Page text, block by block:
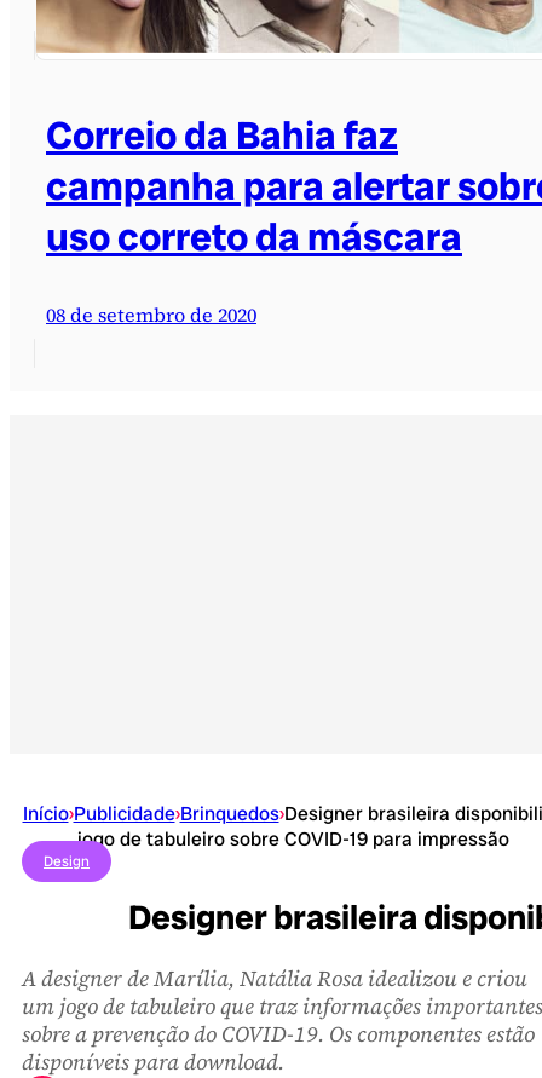
Correio da Bahia faz
campanha para alertar
uso correto da máscara
08 de setembro de 2020
Início›Publicidade›Brinquedos›Designer brasileira
jogo de tabuleiro sobre COVID-19 para impressão
Design
Designer brasileira
A designer de Marília, Natália Rosa idealizou e criou
um jogo de tabuleiro que traz informações importantes
sobre a prevenção do COVID-19. Os componentes estão
disponíveis para download.